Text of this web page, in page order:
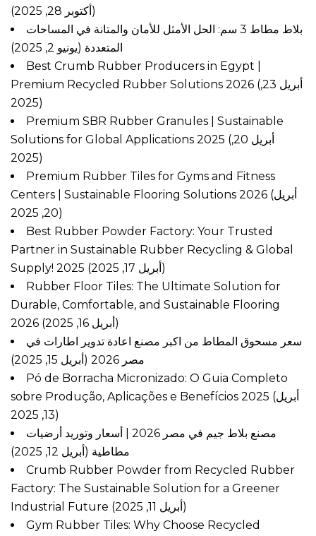
(أكتوبر 28, 2025)
بلاط مطاط 3 سم: الحل الأمثل للأمان والمتانة في المساحات
المتعددة (يونيو 2, 2025)
Best Crumb Rubber Producers in Egypt |
Premium Recycled Rubber Solutions 2026 (أبريل 23,
2025)
Premium SBR Rubber Granules | Sustainable
Solutions for Global Applications 2025 (أبريل 20,
2025)
Premium Rubber Tiles for Gyms and Fitness
Centers | Sustainable Flooring Solutions 2026 (أبريل
20, 2025)
Best Rubber Powder Factory: Your Trusted
Partner in Sustainable Rubber Recycling & Global
Supply! 2025
(أبريل 17, 2025)
Rubber Floor Tiles: The Ultimate Solution for
Durable, Comfortable, and Sustainable Flooring
2026
(أبريل 16, 2025)
سعر مسحوق المطاط من اكبر مصنع اعادة تدوير اطارات في
مصر 2026
(أبريل 15, 2025)
Pó de Borracha Micronizado: O Guia Completo
sobre Produção, Aplicações e Benefícios 2025 (أبريل
13, 2025)
مصنع بلاط جيم في مصر 2026 | أسعار وتوريد أرضيات
مطاطية (أبريل 12, 2025)
Crumb Rubber Powder from Recycled Rubber
Factory: The Sustainable Solution for a Greener
Industrial Future
(أبريل 11, 2025)
Gym Rubber Tiles: Why Choose Recycled